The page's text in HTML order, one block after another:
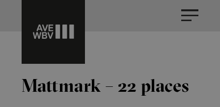
Mattmark – 22 places